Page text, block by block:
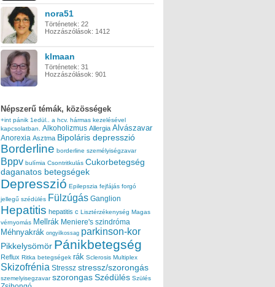
nora51
Történetek: 22
Hozzászólások: 1412
klmaan
Történetek: 31
Hozzászólások: 901
Népszerű témák, közösségek
+int pánik 1edül..
a hcv. hármas kezelésével
kapcsolatban.
Alkoholizmus Allergia Alvászavar
Anorexia Asztma Bipoláris depresszió
Borderline borderline személyiségzavar
Bppv bulímia Csontritkulás Cukorbetegség
daganatos betegségek
Depresszió Epilepszia fejfájás forgó
jellegű szédülés Fülzúgás Ganglion
Hepatitis hepatitis c Lisztérzékenység Magas
vérnyomás Mellrák Meniere's szindróma
Méhnyakrák ongyilkossag parkinson-kor
Pikkelysömör Pánikbetegség
Reflux Ritka betegségek rák Sclerosis Multiplex
Skizofrénia Stressz stressz/szorongás
szemelyisegzavar szorongas Szédülés Szülés